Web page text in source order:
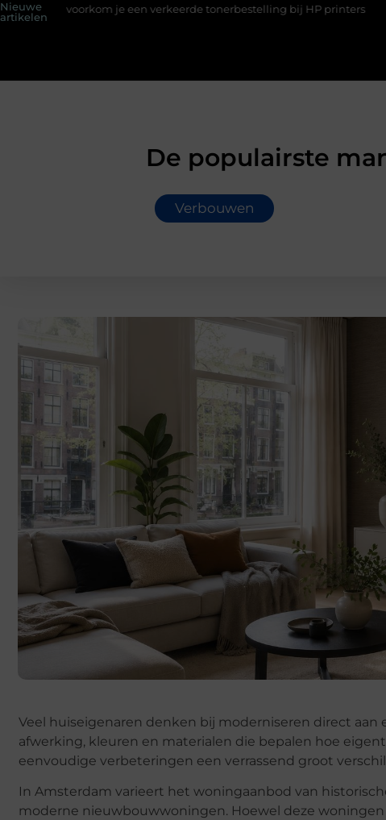
Nieuwe
artikelen
je een verkeerde tonerbestelling bij HP printers
De populairste
Verbouwen
Veel huiseigenaren denken bij moderniseren direct
afwerking, kleuren en materialen die bepalen hoe
eenvoudige verbeteringen een verrassend groot
In Amsterdam varieert het woningaanbod van
moderne nieuwbouwwoningen. Hoewel deze